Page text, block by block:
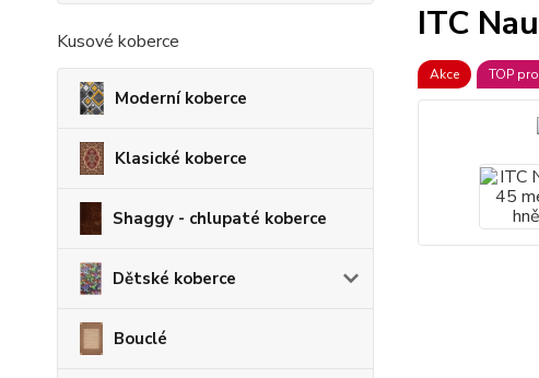
Kusové koberce
Moderní koberce
Klasické koberce
Shaggy - chlupaté koberce
Dětské koberce
Bouclé
ITC
Akce TOP